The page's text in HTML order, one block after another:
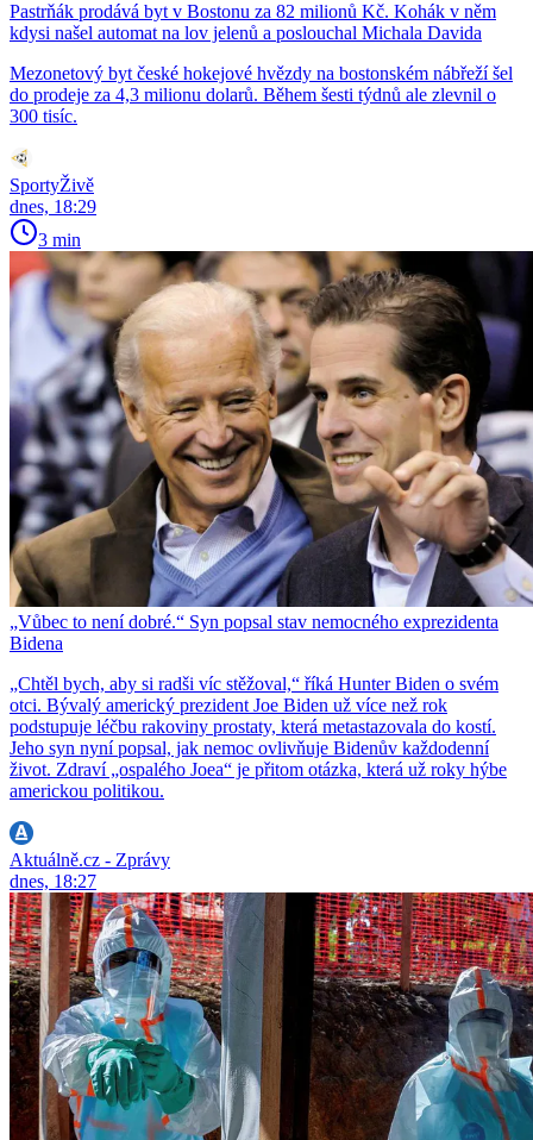
Pastrňák prodává byt v Bostonu za 82 milionů Kč. Kohák v něm
kdysi našel automat na lov jelenů a poslouchal Michala Davida
Mezonetový byt české hokejové hvězdy na bostonském nábřeží šel
do prodeje za 4,3 milionu dolarů. Během šesti týdnů ale zlevnil o
300 tisíc.
SportyŽivě
dnes, 18:29
3 min
„Vůbec to není dobré.“ Syn popsal stav nemocného exprezidenta
Bidena
„Chtěl bych, aby si radši víc stěžoval,“ říká Hunter Biden o svém
otci. Bývalý americký prezident Joe Biden už více než rok
podstupuje léčbu rakoviny prostaty, která metastazovala do kostí.
Jeho syn nyní popsal, jak nemoc ovlivňuje Bidenův každodenní
život. Zdraví „ospalého Joea“ je přitom otázka, která už roky hýbe
americkou politikou.
Aktuálně.cz - Zprávy
dnes, 18:27